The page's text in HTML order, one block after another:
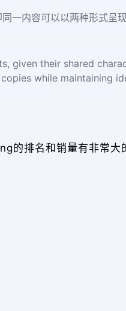
一内容可以以两种形式呈
given their shared
while maintaining
的排名和销量有非常大